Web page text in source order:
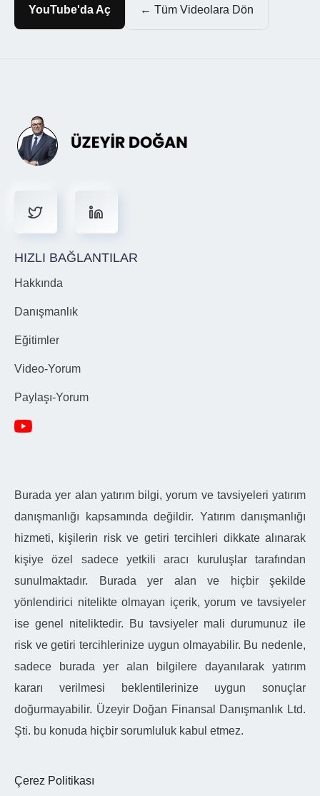
YouTube'da Aç ← Tüm Videolara Dön
HIZLI BAĞLANTILAR
Hakkında
Danışmanlık
Eğitimler
Video-Yorum
Paylaşı-Yorum
Burada yer alan yatırım bilgi, yorum ve tavsiyeleri yatırım
danışmanlığı kapsamında değildir. Yatırım danışmanlığı
hizmeti, kişilerin risk ve getiri tercihleri dikkate alınarak
kişiye özel sadece yetkili aracı kuruluşlar tarafından
sunulmaktadır. Burada yer alan ve hiçbir şekilde
yönlendirici nitelikte olmayan içerik, yorum ve tavsiyeler
ise genel niteliktedir. Bu tavsiyeler mali durumunuz ile
risk ve getiri tercihlerinize uygun olmayabilir. Bu nedenle,
sadece burada yer alan bilgilere dayanılarak yatırım
kararı verilmesi beklentilerinize uygun sonuçlar
doğurmayabilir. Üzeyir Doğan Finansal Danışmanlık Ltd.
Şti. bu konuda hiçbir sorumluluk kabul etmez.
Çerez Politikası